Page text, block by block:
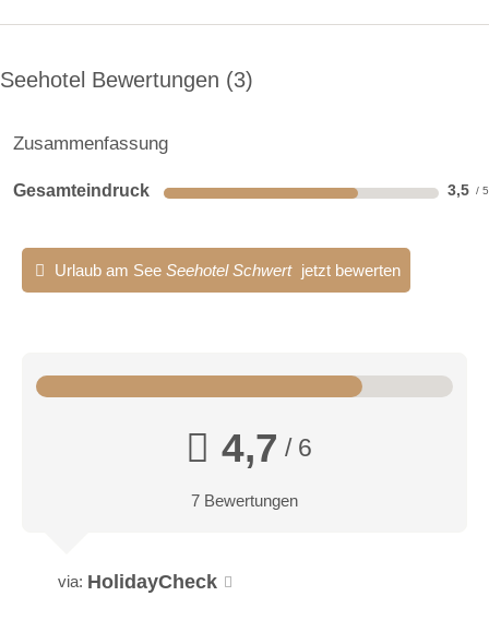
Seehotel Bewertungen 3
Zusammenfassung
Gesamteindruck 3,5
Urlaub am See Seehotel Schwert jetzt bewerten
4,7 / 6
7 Bewertungen
via: HolidayCheck